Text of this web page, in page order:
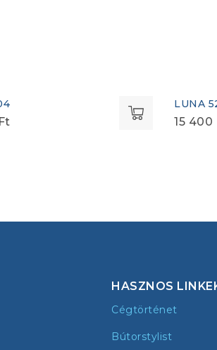
Ft
LUNA
15 400
HASZNOS
Cégtörténet
Bútorstylist